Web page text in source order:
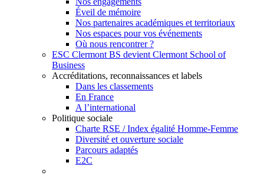
Éveil de mémoire
Nos partenaires académiques et territoriaux
Nos espaces pour vos événements
Où nous rencontrer ?
ESC Clermont BS devient Clermont School of
Business
Accréditations, reconnaissances et labels
Dans les classements
En France
A l’international
Politique sociale
Charte RSE / Index égalité Homme-Femme
Diversité et ouverture sociale
Parcours adaptés
E2C